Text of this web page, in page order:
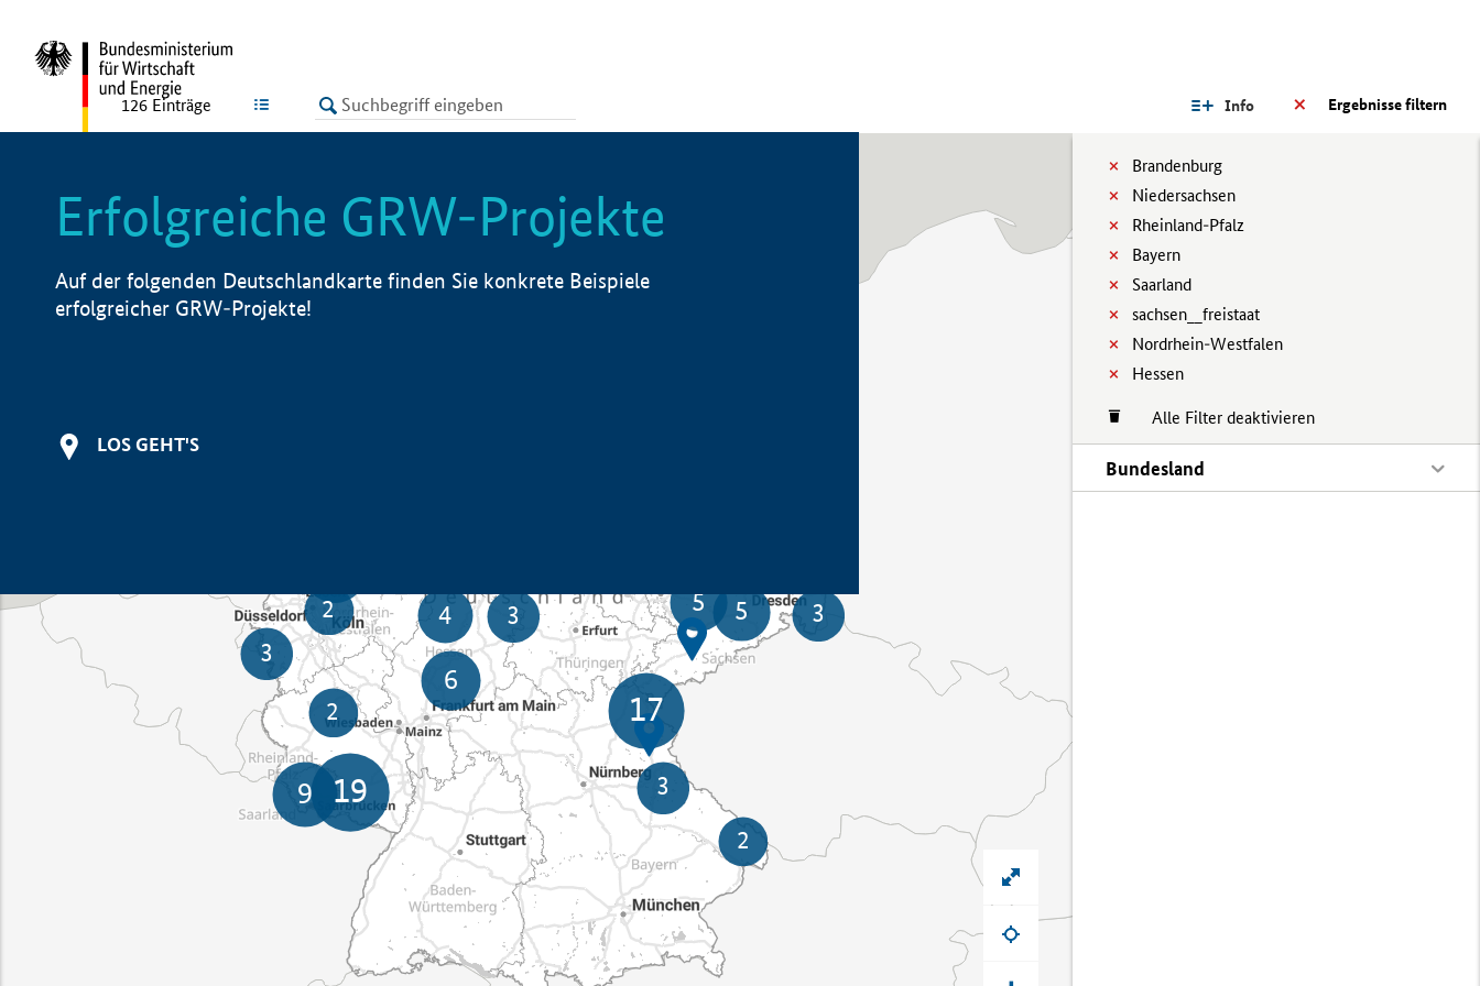
LISTE Ergebnisse filtern
Info
Brandenburg
Niedersachsen
Rheinland-Pfalz
Bayern
Saarland
sachsen__freistaat
Nordrhein-Westfalen
Hessen
Alle Filter deaktivieren
Bundesland
126 Einträge
Erfolgreiche GRW-Projekte
Auf der folgenden Deutschlandkarte finden Sie konkrete Beispiele
erfolgreicher GRW-Projekte!
LOS GEHT'S